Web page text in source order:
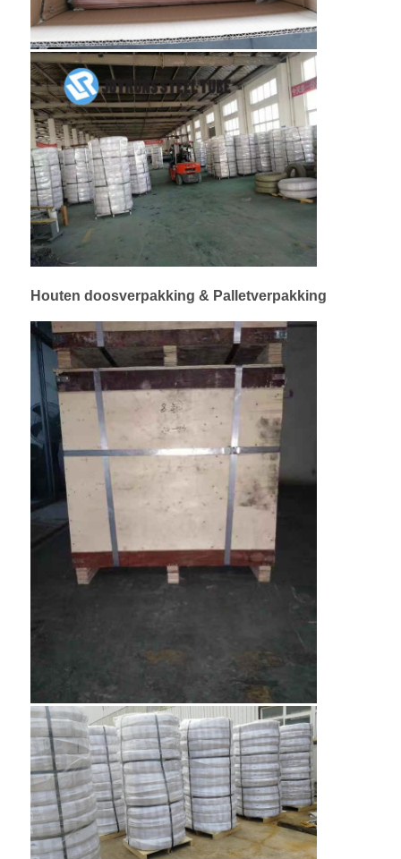
Houten doosverpakking & Palletverpakking